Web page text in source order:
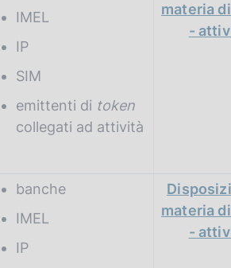
IMEL
IP
SIM
emittenti di token
collegati ad attività
materia di
-
banche
IMEL
IP
materia di
-